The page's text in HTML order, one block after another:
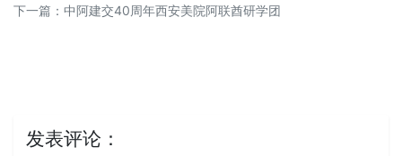
下一篇： 中阿建交40周年西安美院阿联酋研学团
发表评论：